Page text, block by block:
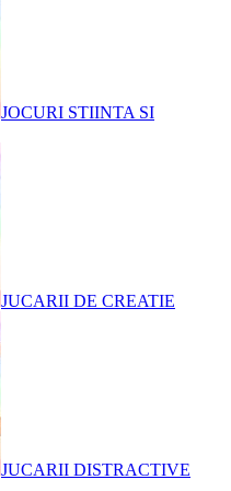
JOCURI STIINTA SI
JUCARII DE CREATIE
JUCARII DISTRACTIVE